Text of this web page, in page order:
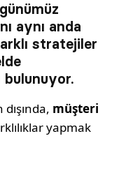
aynı anda
stratejiler
bulunuyor.
müşteri
yapmak